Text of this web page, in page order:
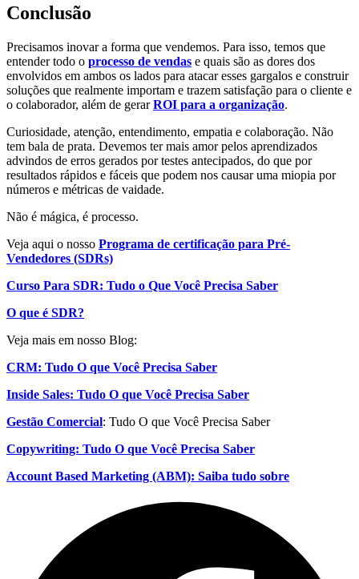
Conclusão
Precisamos inovar a forma que vendemos. Para isso, temos que
entender todo o processo de vendas e quais são as dores dos
envolvidos em ambos os lados para atacar esses gargalos e construir
soluções que realmente importam e trazem satisfação para o cliente e
o colaborador, além de gerarROI para a organização.
Curiosidade, atenção, entendimento, empatia e colaboração. Não
tem bala de prata. Devemos ter mais amor pelos aprendizados
advindos de erros gerados por testes antecipados, do que por
resultados rápidos e fáceis que podem nos causar uma miopia por
números e métricas de vaidade.
Não é mágica, é processo.
Veja aqui o nosso Programa de certificação para Pré-
Vendedores (SDRs)
Curso Para SDR: Tudo o Que Você Precisa Saber
O que é SDR?
Veja mais em nosso Blog:
CRM: Tudo O que Você Precisa Saber
Inside Sales: Tudo O que Você Precisa Saber
Gestão Comercial: Tudo O que Você Precisa Saber
Copywriting: Tudo O que Você Precisa Saber
Account Based Marketing (ABM): Saiba tudo sobre